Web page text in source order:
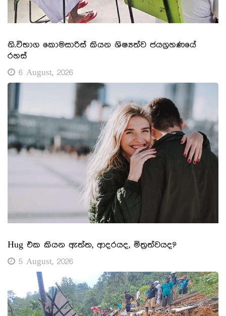
නි.විභාග කොමසාරිස් කියන ශිෂ්‍යත්ව ජයග්‍රහණයේ
රහස්
6 August, 2026
Hug එක කියන ඇත්ත, ආදරයද, මිත්‍රත්වයද?
5 August, 2026